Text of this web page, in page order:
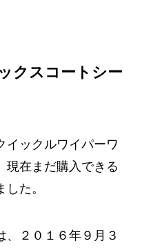
クスコートシー
イックルワイパーワ
現在まだ購入できる
た。
、２０１６年９月３